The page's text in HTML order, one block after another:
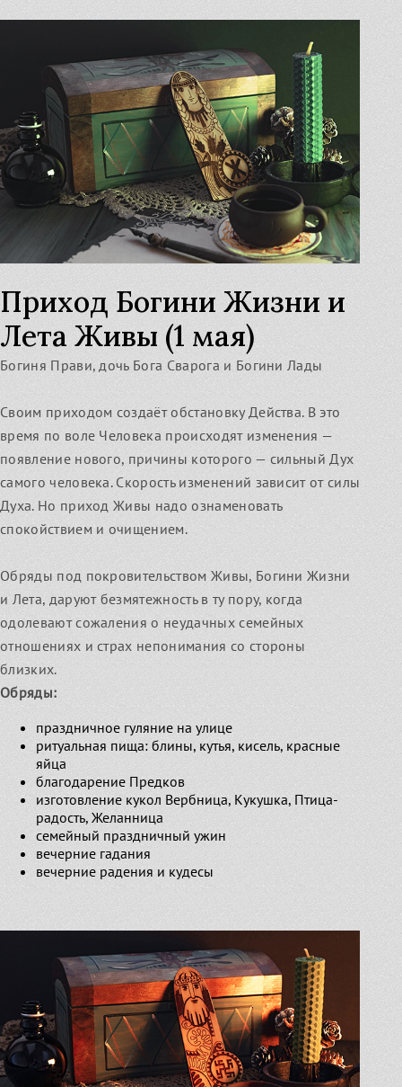
Приход Богини Жизни и
Лета Живы (1 мая)
Богиня Прави, дочь Бога Сварога и Богини Лады
Своим приходом создаёт обстановку Действа. В это
время по воле Человека происходят изменения —
появление нового, причины которого — сильный Дух
самого человека. Скорость изменений зависит от силы
Духа. Но приход Живы надо ознаменовать
спокойствием и очищением.
Обряды под покровительством Живы, Богини Жизни
и Лета, даруют безмятежность в ту пору, когда
одолевают сожаления о неудачных семейных
отношениях и страх непонимания со стороны
близких.
Обряды:
праздничное гуляние на улице
ритуальная пища: блины, кутья, кисель, красные
яйца
благодарение Предков
изготовление кукол Вербница, Кукушка, Птица-
радость, Желанница
семейный праздничный ужин
вечерние гадания
вечерние радения и кудесы